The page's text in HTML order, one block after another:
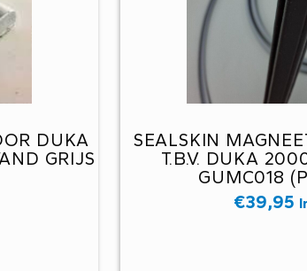
DUKA
GRIJS
SEALSKIN
T.B.V. DUKA
GUMC018
€39,95